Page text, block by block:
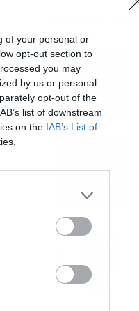
of your personal or
opt-out section to
you may
by us or personal
opt-out of the
list of downstream
on the IAB’s List of